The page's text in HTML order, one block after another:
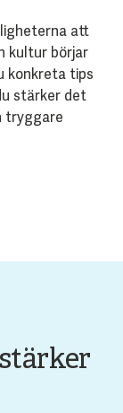
att
kultur börjar
konkreta tips
stärker det
tryggare